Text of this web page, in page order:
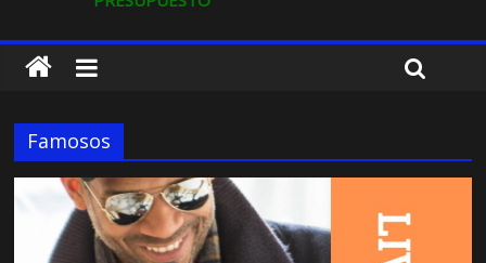
Famosos